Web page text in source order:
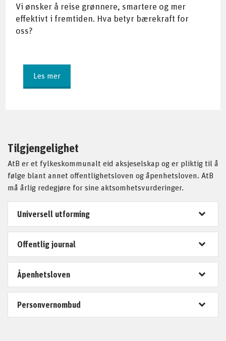
Vi ønsker å reise grønnere, smartere og mer
effektivt i fremtiden. Hva betyr bærekraft for
oss?
Les mer
Tilgjengelighet
AtB er et fylkeskommunalt eid aksjeselskap og er pliktig til å
følge blant annet offentlighetsloven og åpenhetsloven. AtB
må årlig redegjøre for sine aktsomhetsvurderinger.
Universell utforming
Offentlig journal
Åpenhetsloven
Personvernombud